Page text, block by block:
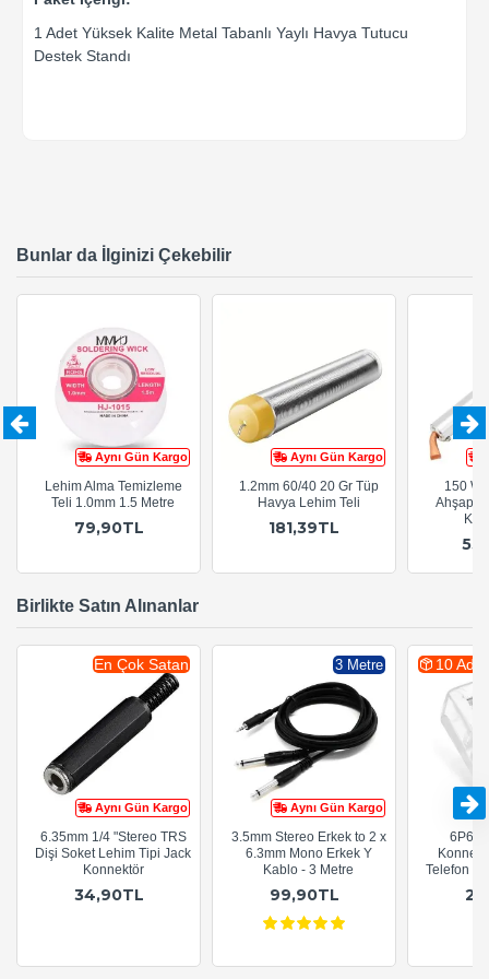
1 Adet Yüksek Kalite Metal Tabanlı Yaylı Havya Tutucu
Destek Standı
Bunlar da İlginizi Çekebilir
Aynı Gün Kargo
Lehim Alma Temizleme
Teli 1.0mm 1.5 Metre
79,90TL
Aynı Gün Kargo
1.2mm 60/40 20 Gr Tüp
Havya Lehim Teli
181,39TL
150
Ahşap
Birlikte Satın Alınanlar
Aynı Gün Kargo
En Çok Satan
6.35mm 1/4 "Stereo TRS
Dişi Soket Lehim Tipi Jack
Konnektör
34,90TL
Aynı Gün Kargo
3 Metre
3.5mm Stereo Erkek to 2 x
6.3mm Mono Erkek Y
Kablo - 3 Metre
99,90TL
10 Adet
6P6C
Telefon